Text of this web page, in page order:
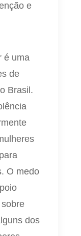
e
é uma
de
Brasil.
O medo
dos